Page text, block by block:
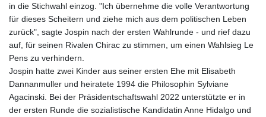
in die Stichwahl einzog. "Ich übernehme die volle Verantwortung
für dieses Scheitern und ziehe mich aus dem politischen Leben
zurück", sagte Jospin nach der ersten Wahlrunde - und rief dazu
auf, für seinen Rivalen Chirac zu stimmen, um einen Wahlsieg Le
Pens zu verhindern.
Jospin hatte zwei Kinder aus seiner ersten Ehe mit Elisabeth
Dannanmuller und heiratete 1994 die Philosophin Sylviane
Agacinski. Bei der Präsidentschaftswahl 2022 unterstützte er in
der ersten Runde die sozialistische Kandidatin Anne Hidalgo und